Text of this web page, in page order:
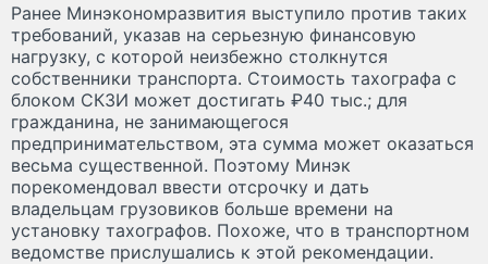
Ранее Минэкономразвития выступило против таких
требований, указав на серьезную финансовую
нагрузку, с которой неизбежно столкнутся
собственники транспорта. Стоимость тахографа с
блоком СКЗИ может достигать ₽40 тыс.; для
гражданина, не занимающегося
предпринимательством, эта сумма может оказаться
весьма существенной. Поэтому Минэк
порекомендовал ввести отсрочку и дать
владельцам грузовиков больше времени на
установку тахографов. Похоже, что в транспортном
ведомстве прислушались к этой рекомендации.